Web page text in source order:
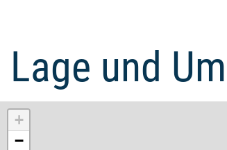
Lage und
+
−